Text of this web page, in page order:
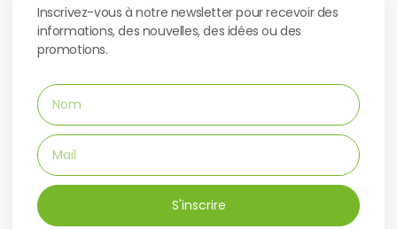
Inscrivez-vous à notre newsletter pour recevoir des
informations, des nouvelles, des idées ou des
promotions.
S'inscrire